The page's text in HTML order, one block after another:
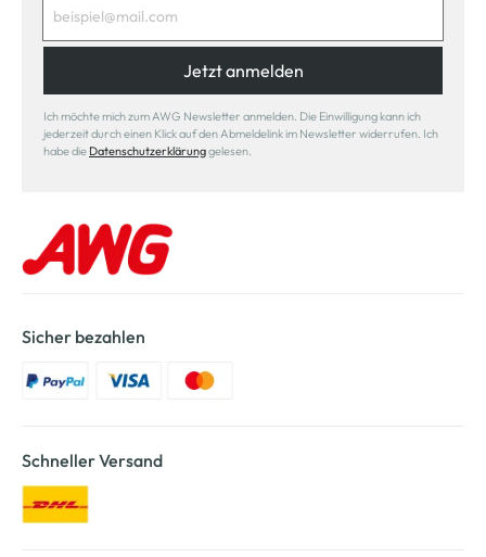
Jetzt anmelden
Ich möchte mich zum AWG Newsletter anmelden. Die Einwilligung kann ich
jederzeit durch einen Klick auf den Abmeldelink im Newsletter widerrufen. Ich
habe die Datenschutzerklärunggelesen.
Sicher bezahlen
Schneller Versand